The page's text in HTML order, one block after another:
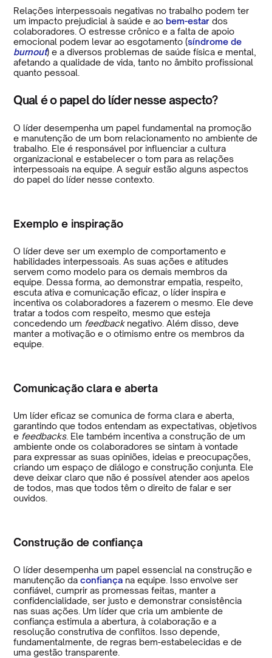
Relações interpessoais negativas no trabalho podem ter
um impacto prejudicial à saúde e ao bem-estar dos
colaboradores. O estresse crônico e a falta de apoio
emocional podem levar ao esgotamento (síndrome de
burnout) e a diversos problemas de saúde física e mental,
afetando a qualidade de vida, tanto no âmbito profissional
quanto pessoal.
Qual é o papel do líder nesse aspecto?
O líder desempenha um papel fundamental na promoção
e manutenção de um bom relacionamento no ambiente de
trabalho. Ele é responsável por influenciar a cultura
organizacional e estabelecer o tom para as relações
interpessoais na equipe. A seguir estão alguns aspectos
do papel do líder nesse contexto.
Exemplo e inspiração
O líder deve ser um exemplo de comportamento e
habilidades interpessoais. As suas ações e atitudes
servem como modelo para os demais membros da
equipe. Dessa forma, ao demonstrar empatia, respeito,
escuta ativa e comunicação eficaz, o líder inspira e
incentiva os colaboradores a fazerem o mesmo. Ele deve
tratar a todos com respeito, mesmo que esteja
concedendo um feedbacknegativo. Além disso, deve
manter a motivação e o otimismo entre os membros da
equipe.
Comunicação clara e aberta
Um líder eficaz se comunica de forma clara e aberta,
garantindo que todos entendam as expectativas, objetivos
e feedbacks. Ele também incentiva a construção de um
ambiente onde os colaboradores se sintam à vontade
para expressar as suas opiniões, ideias e preocupações,
criando um espaço de diálogo e construção conjunta. Ele
deve deixar claro que não é possível atender aos apelos
de todos, mas que todos têm o direito de falar e ser
ouvidos.
Construção de confiança
O líder desempenha um papel essencial na construção e
manutenção da confiança na equipe. Isso envolve ser
confiável, cumprir as promessas feitas, manter a
confidencialidade, ser justo e demonstrar consistência
nas suas ações. Um líder que cria um ambiente de
confiança estimula a abertura, à colaboração e a
resolução construtiva de conflitos. Isso depende,
fundamentalmente, de regras bem-estabelecidas e de
uma gestão transparente.